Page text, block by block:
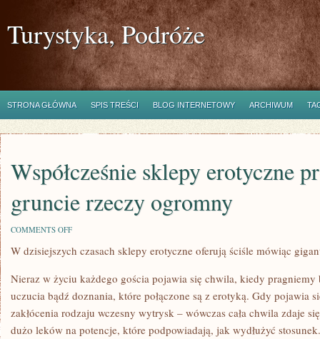
Turystyka, Podróże
STRONA GŁÓWNA SPIS TREŚCI BLOG INTERNETOWY ARCHIWUM
Współcześnie sklepy erotyczne
gruncie rzeczy ogromny
COMMENTS OFFON
SKLEPY
W
GRUNCIE
OGROMNY
W dzisiejszych czasach sklepy erotyczne oferują ściśle mówiąc
Nieraz w życiu każdego gościa pojawia się chwila, kiedy pragniemy
uczucia bądź doznania, które połączone są z erotyką. Gdy pojawia
zakłócenia rodzaju wczesny wytrysk – wówczas cała chwila zdaje
dużo leków na potencje, które podpowiadają, jak wydłużyć